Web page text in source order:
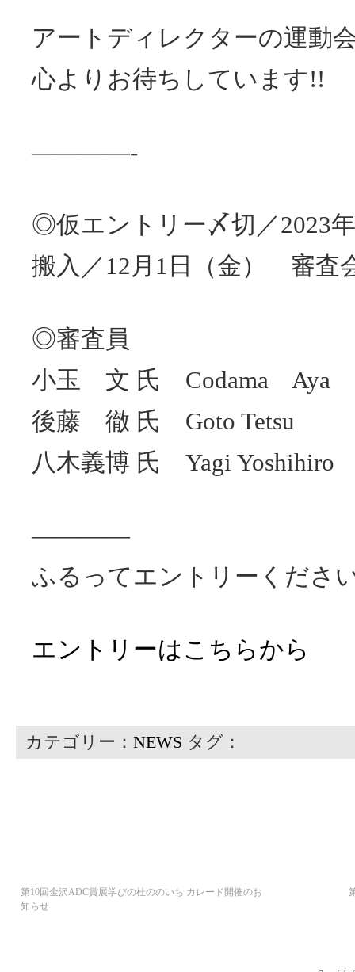
アートディレクターの運動
心よりお待ちしています!!
————-
◎仮エントリー〆切／2023
搬入／12月1日（金） 審査
◎審査員
小玉 文 氏 Codama Aya
後藤 徹 氏 Goto Tetsu
八木義博 氏 Yagi Yoshihiro
————
ふるってエントリーくださ
エントリーはこちらから
カテゴリー： NEWS タグ：
第10回金沢ADC賞展学びの杜ののいち カレード開催のお
知らせ